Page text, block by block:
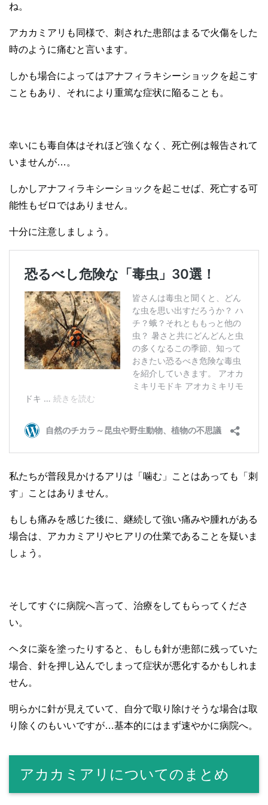
ね。
アカカミアリも同様で、刺された患部はまるで火傷をした
時のように痛むと言います。
しかも場合によってはアナフィラキシーショックを起こす
こともあり、それにより重篤な症状に陥ることも。
幸いにも毒自体はそれほど強くなく、死亡例は報告されて
いませんが…。
しかしアナフィラキシーショックを起こせば、死亡する可
能性もゼロではありません。
十分に注意しましょう。
私たちが普段見かけるアリは「噛む」ことはあっても「刺
す」ことはありません。
もしも痛みを感じた後に、継続して強い痛みや腫れがある
場合は、アカカミアリやヒアリの仕業であることを疑いま
しょう。
そしてすぐに病院へ言って、治療をしてもらってくださ
い。
ヘタに薬を塗ったりすると、もしも針が患部に残っていた
場合、針を押し込んでしまって症状が悪化するかもしれま
せん。
明らかに針が見えていて、自分で取り除けそうな場合は取
り除くのもいいですが…基本的にはまず速やかに病院へ。
アカカミアリについてのまとめ